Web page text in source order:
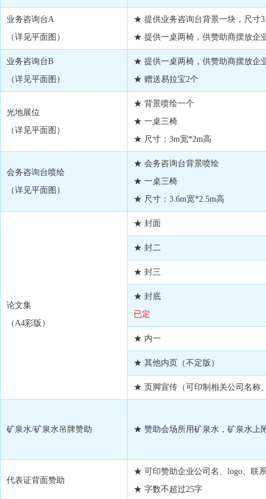
业务咨询台A
（详见平面图）
★ 提供业务咨询台背景一块，尺寸
★ 提供一桌两椅，供赞助商摆放企
业务咨询台B
（详见平面图）
★ 提供一桌两椅，供赞助商摆放企
★ 赠送易拉宝2个
光地展位
（详见平面图）
★ 背景喷绘一个
★ 一桌三椅
★ 尺寸：3m宽*2m高
会务咨询台喷绘
（详见平面图）
★ 会务咨询台背景喷绘
★ 一桌三椅
★ 尺寸：3.6m宽*2.5m高
论文集
（A4彩版）
★ 封面
★ 封二
★ 封三
★ 封底
已定
★ 内一
★ 其他内页（不定版）
★ 页脚宣传（可印制相关公司名称
矿泉水/矿泉水吊牌赞助 ★ 赞助会场所用矿泉水，矿泉水上
代表证背面赞助
★ 可印赞助企业公司名、logo、联
★ 字数不超过25字